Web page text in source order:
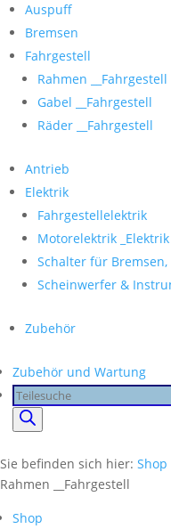
Auspuff
Bremsen
Fahrgestell
Rahmen __Fahrgestell
Gabel __Fahrgestell
Räder __Fahrgestell
Antrieb
Elektrik
Fahrgestellelektrik
Motorelektrik _Elektrik
Schalter für
Scheinwerfer &
Zubehör
Zubehör und Wartung
Products
search
Sie befinden sich hier: Shop
Rahmen __Fahrgestell
Shop